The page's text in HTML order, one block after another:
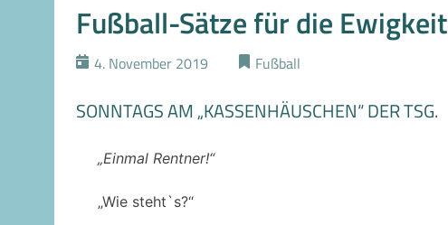
Fußball-Sätze für die Ewigkeit
4. November 2019 Fußball
SONNTAGS AM „KASSENHÄUSCHEN“ DER TSG.
„Einmal Rentner!“
„Wie steht`s?“